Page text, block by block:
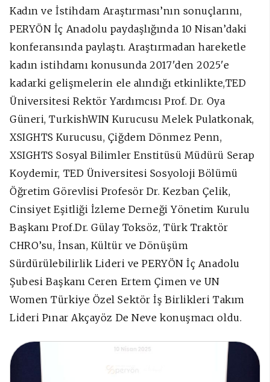
Kadın ve İstihdam Araştırması’nın sonuçlarını,
PERYÖN İç Anadolu paydaşlığında 10 Nisan’daki
konferansında paylaştı. Araştırmadan hareketle
kadın istihdamı konusunda 2017'den 2025'e
kadarki gelişmelerin ele alındığı etkinlikte,TED
Üniversitesi Rektör Yardımcısı Prof. Dr. Oya
Güneri, TurkishWIN Kurucusu Melek Pulatkonak,
XSIGHTS Kurucusu, Çiğdem Dönmez Penn,
XSIGHTS Sosyal Bilimler Enstitüsü Müdürü Serap
Koydemir, TED Üniversitesi Sosyoloji Bölümü
Öğretim Görevlisi Profesör Dr. Kezban Çelik,
Cinsiyet Eşitliği İzleme Derneği Yönetim Kurulu
Başkanı Prof.Dr. Gülay Toksöz, Türk Traktör
CHRO’su, İnsan, Kültür ve Dönüşüm
Sürdürülebilirlik Lideri ve PERYÖN İç Anadolu
Şubesi Başkanı Ceren Ertem Çimen ve UN
Women Türkiye Özel Sektör İş Birlikleri Takım
Lideri Pınar Akçayöz De Neve konuşmacı oldu.